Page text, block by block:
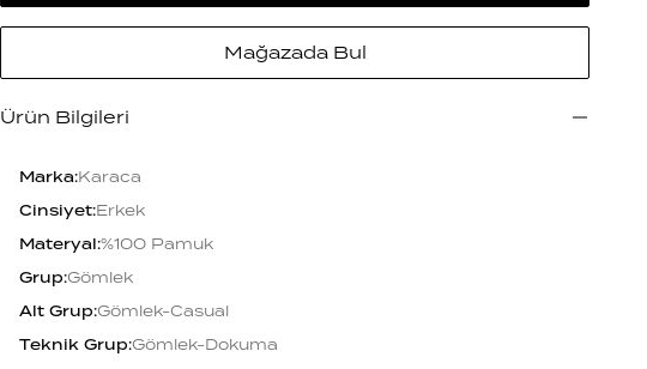
Mağazada Bul
Ürün Bilgileri
Marka:Karaca
Cinsiyet:Erkek
Materyal:%100 Pamuk
Grup:Gömlek
Alt Grup:Gömlek-Casual
Teknik Grup:Gömlek-Dokuma